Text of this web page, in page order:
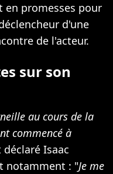
en promesses pour
d'une
de l'acteur.
sur son
au cours de la
commencé à
Isaac
notamment : "Je me